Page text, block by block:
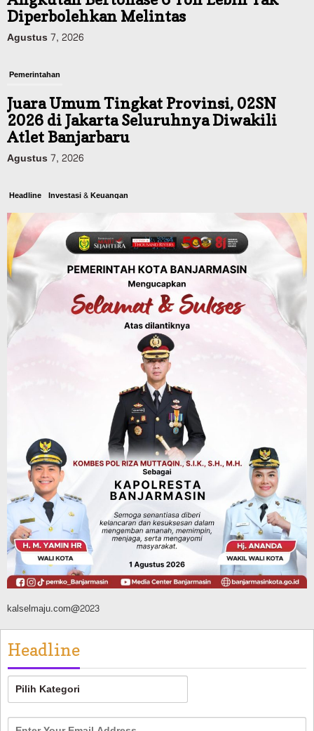
Diperbolehkan Melintas
Agustus 7, 2026
Pemerintahan
Juara Umum Tingkat Provinsi, 02SN
2026 di Jakarta Seluruhnya Diwakili
Atlet Banjarbaru
Agustus 7, 2026
Headline Investasi & Keuangan
KUA-PPAS 2027 Banjarbaru Defisit 170
Miliar, Pendapatan 1,2 Triliun Belanja
1,37 Triliun, Tutup Kekurangan dari
SiLPA
Agustus 7, 2026
Kalsel
Operasi Sikat Intan 2026 Berakhir, Polda
Kalsel Amankan Ribuan Miras Hingga
Pemerintahan Sosial & Keagamaan
Banjarmasin Pilot Project Perlinsos
Digital, Target 30 Persen IKD Masih
Jauh, Komisi II DPR Turun Tangan
Agustus 7, 2026
kalselmaju.com@2023
Headline
Headline